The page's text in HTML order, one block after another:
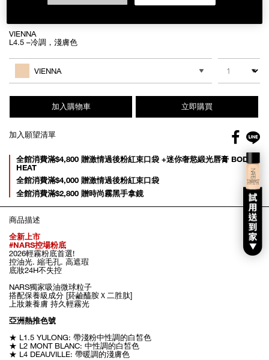
VIENNA
L4.5 –冷調，淺膚色
to
cart
Actions
其他色系
VIENNA
數量
加入購物車 立即購買
加入願望清單
Promotions
全館消費滿$4,800 贈激情過後粉紅束口袋 +迷你奢慾緞光唇膏 BODY
HEAT
全館消費滿$4,000 贈激情過後粉紅束口袋
全館消費滿$2,800 贈時尚霧黑手拿鏡
商品描述
全新上市
#NARS控場粉底
2026輕霧粉底首選!
控油光. 縮毛孔. 高遮瑕
底妝24H不失控
NARS獨家吸油微球粒子
搭配保養級成分 [菸鹼醯胺Ｘ二胜肽]
上妝兼養膚 持久輕霧光
亞洲熱推色號
★ L1.5 YULONG: 帶淺粉中性調的白皙色
★ L2 MONT BLANC: 中性調的白皙色
★ L4 DEAUVILLE: 帶暖調的淺膚色